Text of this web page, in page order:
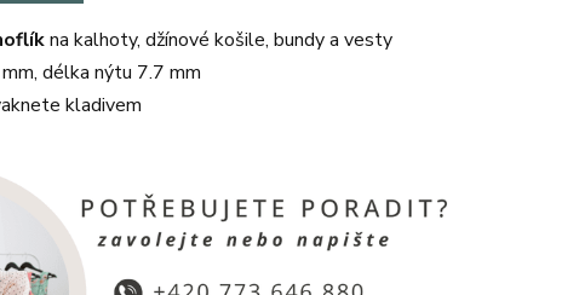
na kalhoty, džínové košile, bundy a vesty
délka nýtu 7.7 mm
kladivem